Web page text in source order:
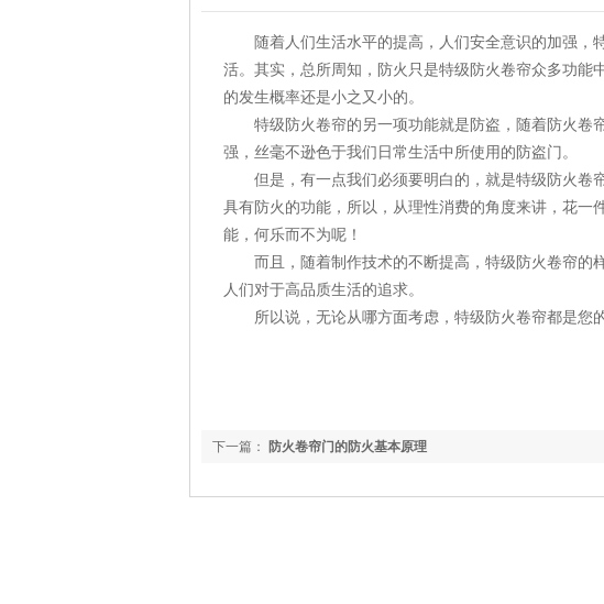
随着人们生活水平的提高，人们安全意识的加强，
活。其实，总所周知，防火只是特级防火卷帘众多功能
的发生概率还是小之又小的。
特级防火卷帘的另一项功能就是防盗，随着防火卷
强，丝毫不逊色于我们日常生活中所使用的防盗门。
但是，有一点我们必须要明白的，就是特级防火卷
具有防火的功能，所以，从理性消费的角度来讲，花一
能，何乐而不为呢！
而且，随着制作技术的不断提高，特级防火卷帘的
人们对于高品质生活的追求。
所以说，无论从哪方面考虑，特级防火卷帘都是您的
下一篇： 防火卷帘门的防火基本原理